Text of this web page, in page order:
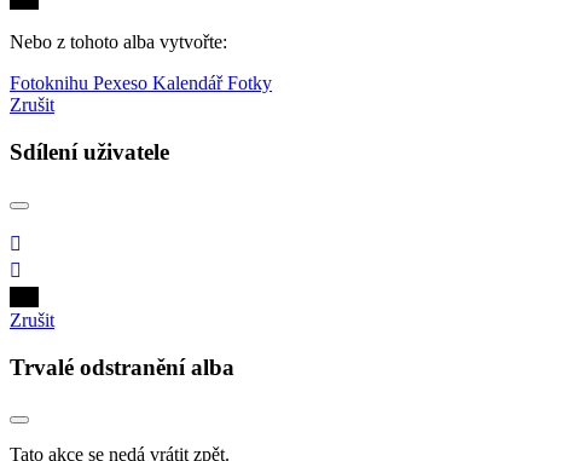
Nebo z tohoto alba vytvořte:
Fotoknihu Pexeso KalendářFotky
Zrušit
Sdílení uživatele
Zrušit
Trvalé odstranění alba
Tato akce se nedá vrátit zpět.